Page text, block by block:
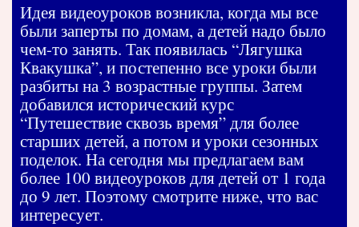
Идея видеоуроков возникла, когда мы все
были заперты по домам, а детей надо было
чем-то занять. Так появилась “Лягушка
Квакушка”, и постепенно все уроки были
разбиты на 3 возрастные группы. Затем
добавился исторический курс
“Путешествие сквозь время” для более
старших детей, а потом и уроки сезонных
поделок. На сегодня мы предлагаем вам
более 100 видеоуроков для детей от 1 года
до 9 лет. Поэтому смотрите ниже, что вас
интересует.